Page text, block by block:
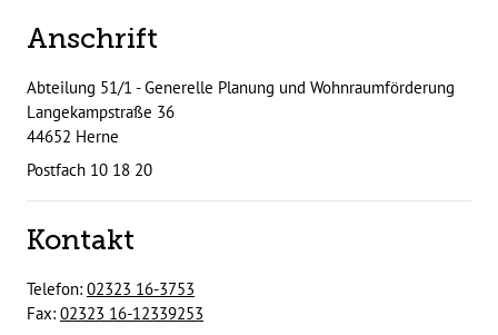
Anschrift
Abteilung 51/1 - Generelle Planung und Wohnraumförderung
Langekampstraße 36
44652 Herne
Postfach 10 18 20
Kontakt
Telefon: 02323 16-3753
Fax: 02323 16-12339253